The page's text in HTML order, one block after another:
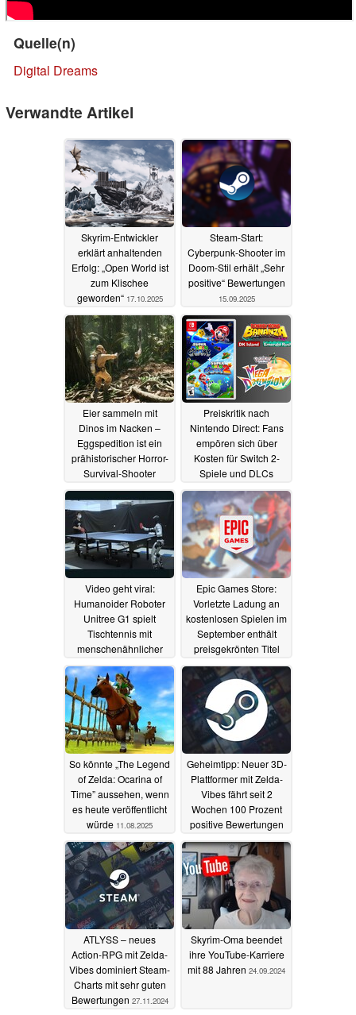
Quelle(n)
Digital Dreams
Verwandte Artikel
Skyrim-Entwickler
erklärt anhaltenden
Erfolg: „Open World ist
zum Klischee
geworden“ 17.10.2025
Steam-Start:
Cyberpunk-Shooter im
Doom-Stil erhält „Sehr
positive“ Bewertungen
15.09.2025
Eier sammeln mit
Dinos im Nacken –
Eggspedition ist ein
prähistorischer Horror-
Survival-Shooter
15.09.2025
Preiskritik nach
Nintendo Direct: Fans
empören sich über
Kosten für Switch 2-
Spiele und DLCs
13.09.2025
Video geht viral:
Humanoider Roboter
Unitree G1 spielt
Tischtennis mit
menschenähnlicher
Agilität12.09.2025
Epic Games Store:
Vorletzte Ladung an
kostenlosen Spielen im
September enthält
preisgekrönten Titel
12.09.2025
So könnte „The Legend
of Zelda: Ocarina of
Time” aussehen, wenn
es heute veröffentlicht
würde 11.08.2025
Geheimtipp: Neuer 3D-
Plattformer mit Zelda-
Vibes fährt seit 2
Wochen 100 Prozent
positive Bewertungen
ein16.06.2025
ATLYSS – neues
Action-RPG mit Zelda-
Vibes dominiert Steam-
Charts mit sehr guten
Bewertungen 27.11.2024
Skyrim-Oma beendet
ihre YouTube-Karriere
mit 88 Jahren 24.09.2024